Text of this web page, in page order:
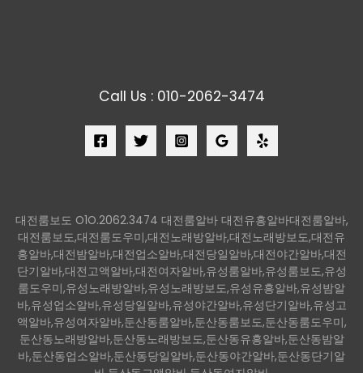
Call Us : 010-2062-3474
대전룸보도 O1O.2062.3474 대전룸알바 대전유흥알바대전룸알바,
대전룸보도,대전룸도우미,대전노래방알바,대전노래방보도,대전유
흥알바,대전밤알바,대전업소알바,대전당일알바,대전야간알바,대전
단기알바,대전고액알바,대전여자알바,유성룸알바,유성룸보도,유성
룸도우미,유성노래방알바,유성노래방보도,유성유흥알바,유성밤알
바,유성업소알바,유성당일알바,유성야간알바,유성단기알바,유성고
액알바,유성여자알바,둔산동룸알바,둔산동룸보도,둔산동룸도우미,
둔산동노래방알바,둔산동노래방보도,둔산동유흥알바,둔산동밤알
바,둔산동업소알바,둔산동당일알바,둔산동야간알바,둔산동단기알